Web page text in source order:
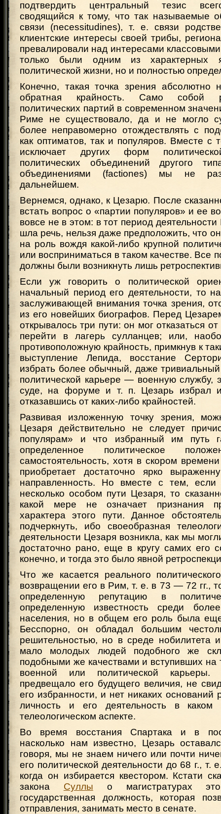
подтвердить центральный тезис
сводящийся к тому, что так называемые
связи (necessitudines), т. е. связи
клиентские интересы своей трибы,
превалировали над интересами
только были одним из характерных
политической жизни, но и полностью
Конечно, такая точка зрения абсолютно
обратная крайность. Само собой
политических партий в современном
Риме не существовало, да и не могло
более неправомерно отождествлять с
как оптиматов, так и популяров. Вместе с
исключает других форм
политических объединений другого
объединениями (factiones) мы не
дальнейшем.
Вернемся, однако, к Цезарю. После
встать вопрос о «партии популяров» и ее
вовсе не в этом: в тот период
шла речь, нельзя даже предположить, что
на роль вождя какой-либо крупной
или восприниматься в таком качестве. Все
должны были возникнуть лишь
Если уж говорить о политической
начальный период его деятельности, то
заслуживающей внимания точка зрения,
из его новейших биографов. Перед
открывалось три пути: он мог отказаться
перейти в лагерь сулланцев; или,
противоположную крайность, примкнув к
выступление Лепида, восстание
избрать более обычный, даже
политической карьере — военную службу,
суде, на форуме и т. п. Цезарь избрал
отказавшись от каких-либо крайностей.
Развивая изложенную точку зрения,
Цезаря действительно не следует
популярам» и что избранный им путь
определенное политическое
самостоятельность, хотя в скором
приобретает достаточно ярко
направленность. Но вместе с тем,
несколько особом пути Цезаря, то
какой мере не означает признания
характера этого пути. Данное
подчеркнуть, ибо своеобразная
деятельности Цезаря возникла, как мы
достаточно рано, еще в кругу самих его
конечно, и тогда это было явной
Что же касается реального
возвращении его в Рим, т. е. в 73 — 72 гг.,
определенную репутацию в
определенную известность среди
населения, но в общем его роль была
Бесспорно, он обладал большим
решительностью, но в среде нобилитета
мало молодых людей подобного же
подобными же качествами и вступивших на
военной или политической
предвещало его будущего величия, не
его избранности, и нет никаких оснований
личность и его деятельность в
телеологическом аспекте.
Во время восстания Спартака и в
насколько нам известно, Цезарь
говоря, мы не знаем ничего или почти
его политической деятельности до 68 г., т.
когда он избирается квестором. Кстати
закона Суллы о магистратурах
государственная должность, которая
отправления, занимать место в сенате.